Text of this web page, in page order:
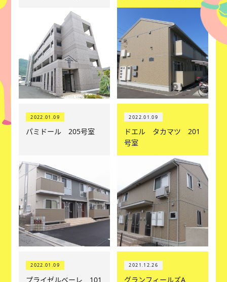
2022.01.09
パミドール 205号室
2022.01.09
ドエル タカマツ 201
号室
2022.01.09
プライゼルベーレ 101
2021.12.26
グランフィールズA